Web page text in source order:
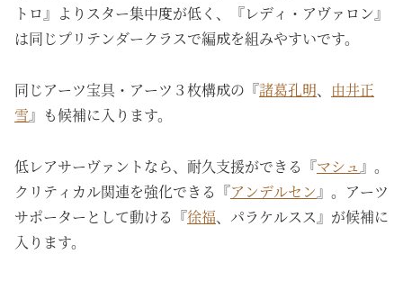
トロ』よりスター集中度が低く、『レディ・アヴァロン』
は同じプリテンダークラスで編成を組みやすいです。
同じアーツ宝具・アーツ３枚構成の『諸葛孔明、 由井正
雪』も候補に入ります。
低レアサーヴァントなら、耐久支援ができる『マシュ』。
クリティカル関連を強化できる『アンデルセン』。アーツ
サポーターとして動ける『徐福、パラケルスス』が候補に
入ります。